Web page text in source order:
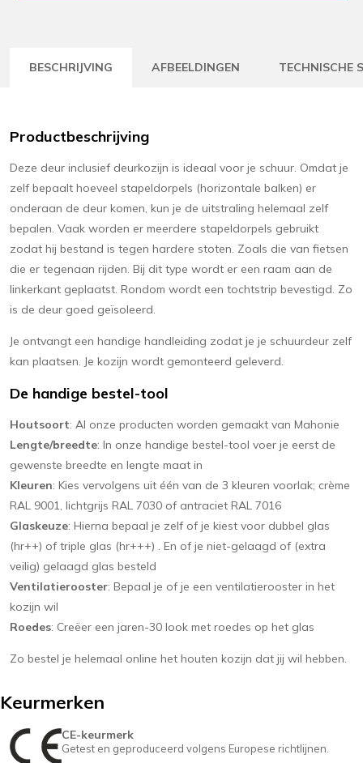
BESCHRIJVING AFBEELDINGEN TECHNISCHE
Productbeschrijving
Deze deur inclusief deurkozijn is ideaal voor je schuur. Omdat je
zelf bepaalt hoeveel stapeldorpels (horizontale balken) er
onderaan de deur komen, kun je de uitstraling helemaal zelf
bepalen. Vaak worden er meerdere stapeldorpels gebruikt
zodat hij bestand is tegen hardere stoten. Zoals die van fietsen
die er tegenaan rijden. Bij dit type wordt er een raam aan de
linkerkant geplaatst. Rondom wordt een tochtstrip bevestigd. Zo
is de deur goed geïsoleerd.
Je ontvangt een handige handleiding zodat je je schuurdeur zelf
kan plaatsen. Je kozijn wordt gemonteerd geleverd.
De handige bestel-tool
Houtsoort: Al onze producten worden gemaakt van Mahonie
Lengte/breedte: In onze handige bestel-tool voer je eerst de
gewenste breedte en lengte maat in
Kleuren: Kies vervolgens uit één van de 3 kleuren voorlak; crème
RAL 9001, lichtgrijs RAL 7030 of antraciet RAL 7016
Glaskeuze: Hierna bepaal je zelf of je kiest voor dubbel glas
(hr++) of triple glas (hr+++) . En of je niet-gelaagd of (extra
veilig) gelaagd glas besteld
Ventilatierooster: Bepaal je of je een ventilatierooster in het
kozijn wil
Roedes: Creëer een jaren-30 look met roedes op het glas
Zo bestel je helemaal online het houten kozijn dat jij wil hebben.
Keurmerken
CE-keurmerk
Getest en geproduceerd volgens Europese richtlijnen.